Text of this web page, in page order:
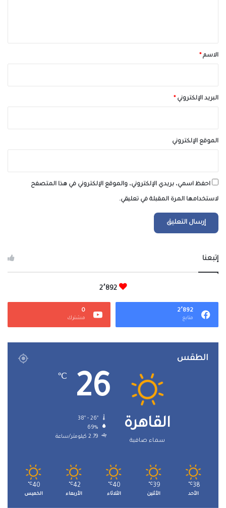
*الاسم*
البريد الإلكتروني*
الموقع الإلكتروني
احفظ اسمي، بريدي الإلكتروني، والموقع الإلكتروني في هذا المتصفح
لاستخدامها المرة المقبلة في تعليقي.
إتبعنا
2٬892
2٬892
متابع
0
مشترك
الطقس
القاهرة
سماء صافية
26
℃
69%
2.79 كيلومتر/ساعة
38
℃
الأحد
39
℃
الأثنين
40
℃
الثلاثاء
42
℃
الأربعاء
40
℃
الخميس